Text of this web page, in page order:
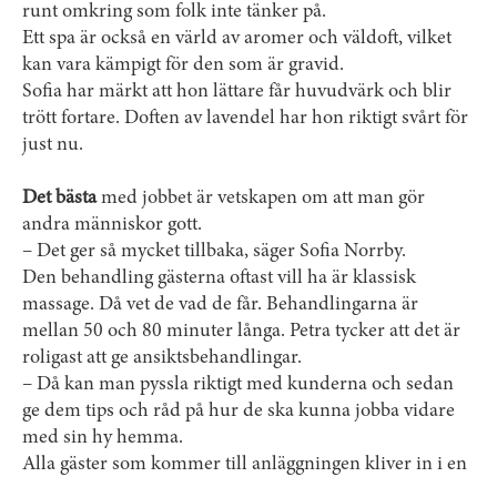
runt omkring som folk inte tänker på.
Ett spa är också en värld av aromer och väldoft, vilket
kan vara kämpigt för den som är gravid.
Sofia har märkt att hon lättare får huvudvärk och blir
trött fortare. Doften av lavendel har hon riktigt svårt för
just nu.
Det bästamed jobbet är vetskapen om att man gör
andra människor gott.
– Det ger så mycket tillbaka, säger Sofia Norrby.
Den behandling gästerna oftast vill ha är klassisk
massage. Då vet de vad de får. Behandlingarna är
mellan 50 och 80 minuter långa. Petra tycker att det är
roligast att ge ansiktsbehandlingar.
– Då kan man pyssla riktigt med kunderna och sedan
ge dem tips och råd på hur de ska kunna jobba vidare
med sin hy hemma.
Alla gäster som kommer till anläggningen kliver in i en